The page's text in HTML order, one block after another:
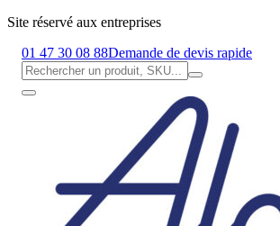
Site réservé aux entreprises
01 47 30 08 88Demande de devis rapide